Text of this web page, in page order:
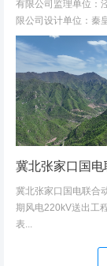
有限公司监理单位：
限公司设计单位：秦
五勘测有限公司施工
劳务派遣有限公司桥
庄村容村貌改造提升
项目堆料...
冀北张家口国电联合
期风电220kV送出工
表...